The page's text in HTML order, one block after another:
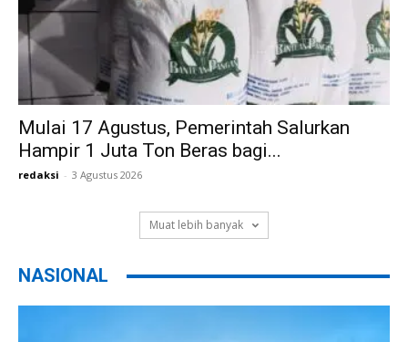
Mulai 17 Agustus, Pemerintah Salurkan
Hampir 1 Juta Ton Beras bagi...
redaksi - 3 Agustus 2026
Muat lebih banyak
NASIONAL